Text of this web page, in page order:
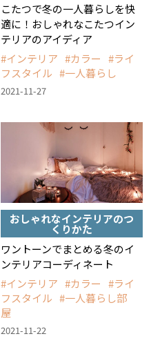
こたつで冬の一人暮らしを快
適に！おしゃれなこたつイン
テリアのアイディア
インテリア
カラー
ライ
フスタイル
一人暮らし
2021-11-27
おしゃれなインテリアのつ
くりかた
ワントーンでまとめる冬のイ
ンテリアコーディネート
インテリア
カラー
ライ
フスタイル
一人暮らし部
屋
2021-11-22